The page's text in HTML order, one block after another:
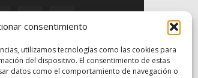
consentimiento
utilizamos tecnologías como las cookies para
del dispositivo. El consentimiento de estas
datos como el comportamiento de navegación o